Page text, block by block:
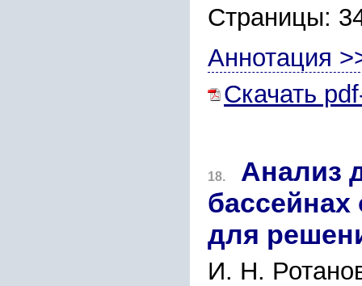
Страницы:
Аннотация
Скачать
18.
Анализ
для
И. Н.